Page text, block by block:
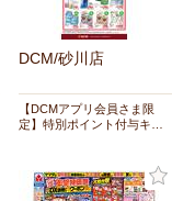
DCM/砂川店
【DCMアプリ会員さま限
定】特別ポイント付与キ…